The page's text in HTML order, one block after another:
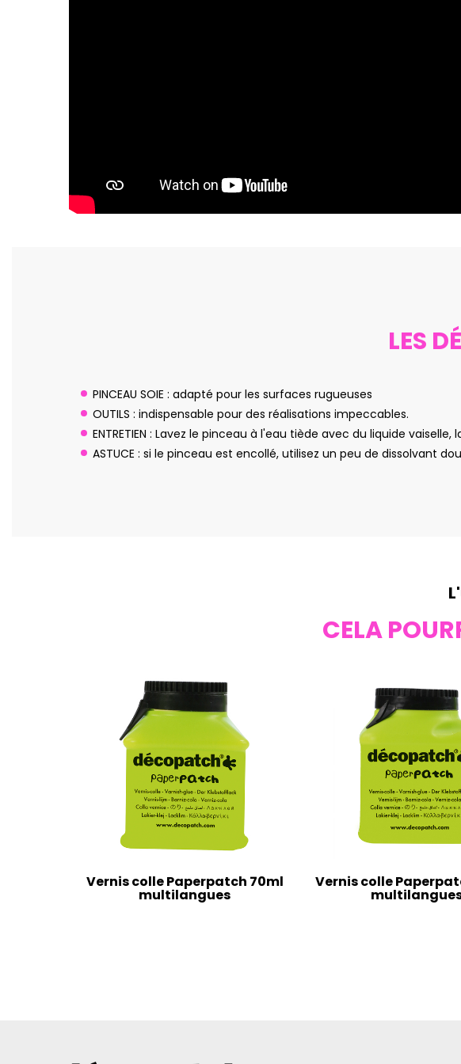
LES
PINCEAU SOIE : adapté pour les surfaces rugueuses
OUTILS : indispensable pour des réalisations impeccables.
ENTRETIEN : Lavez le pinceau à l'eau tiède avec du liquide
ASTUCE : si le pinceau est encollé, utilisez un peu de dissolvant
CELA
Vernis colle Paperpatch 70ml
multilangues
Vernis colle